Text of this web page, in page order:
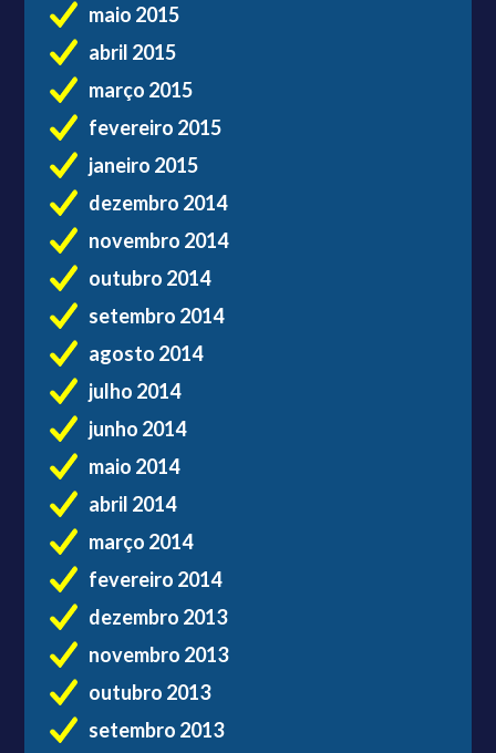
maio 2015
abril 2015
março 2015
fevereiro 2015
janeiro 2015
dezembro 2014
novembro 2014
outubro 2014
setembro 2014
agosto 2014
julho 2014
junho 2014
maio 2014
abril 2014
março 2014
fevereiro 2014
dezembro 2013
novembro 2013
outubro 2013
setembro 2013